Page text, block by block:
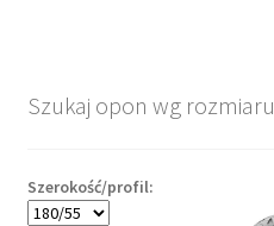
Szukaj opon wg rozmiaru
Szerokość/profil: